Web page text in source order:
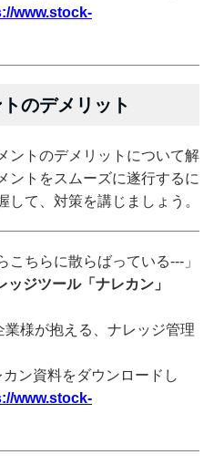
www.stock-
のデメリット
ントのデメリットについて解
ントをスムーズに遂行するに
て、対策を講じましょう。
こちらに散らばっている---」
ッジツール「ナレカン」
様が抱える、ナレッジ管理
ン資料をダウンロードし
www.stock-